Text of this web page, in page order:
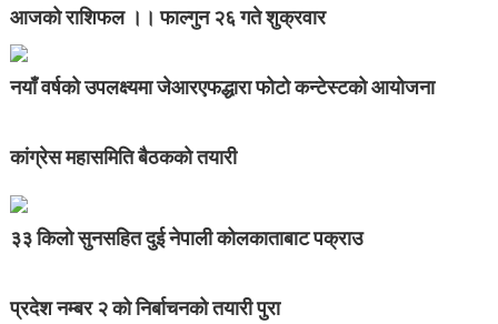
आजको राशिफल ।। फाल्गुन २६ गते शुक्रवार
नयाँ वर्षको उपलक्ष्यमा जेआरएफद्धारा फोटो कन्टेस्टको आयोजना
कांग्रेस महासमिति बैठकको तयारी
३३ किलो सुनसहित दुई नेपाली कोलकाताबाट पक्राउ
प्रदेश नम्बर २ को निर्बाचनको तयारी पुरा